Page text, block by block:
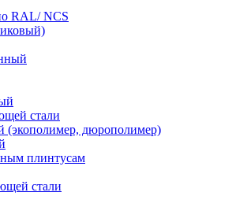
RAL/ NCS
стали
(экополимер, дюрополимер)
плинтусам
стали